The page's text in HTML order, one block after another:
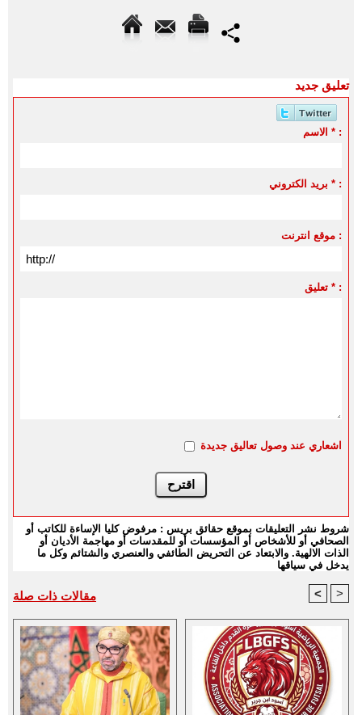
تعليق جديد
الاسم * :
بريد الكتروني * :
موقع انترنت :
تعليق * :
اشعاري عند وصول تعاليق جديدة
شروط نشر التعليقات بموقع حقائق بريس : مرفوض كليا الإساءة للكاتب أو
الصحافي أو للأشخاص أو المؤسسات أو للمقدسات أو مهاجمة الأديان أو
الذات الالهية. والابتعاد عن التحريض الطائفي والعنصري والشتائم وكل ما
يدخل في سياقها
مقالات ذات صلة < >